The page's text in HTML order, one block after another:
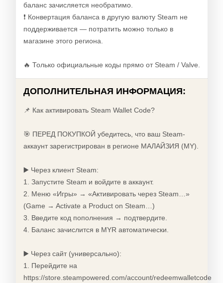
баланс зачисляется необратимо.
❗ Конвертация баланса в другую валюту Steam не
поддерживается — потратить можно только в
магазине этого региона.
🔥 Только официальные коды прямо от Steam / Valve.
ДОПОЛНИТЕЛЬНАЯ ИНФОРМАЦИЯ:
📌 Как активировать Steam Wallet Code?
🎯 ПЕРЕД ПОКУПКОЙ убедитесь, что ваш Steam-
аккаунт зарегистрирован в регионе МАЛАЙЗИЯ (MY).
▶️ Через клиент Steam:
1. Запустите Steam и войдите в аккаунт.
2. Меню «Игры» → «Активировать через Steam…»
(Game → Activate a Product on Steam…)
3. Введите код пополнения → подтвердите.
4. Баланс зачислится в MYR автоматически.
▶️ Через сайт (универсально):
1. Перейдите на
https://store.steampowered.com/account/redeemwalletcode